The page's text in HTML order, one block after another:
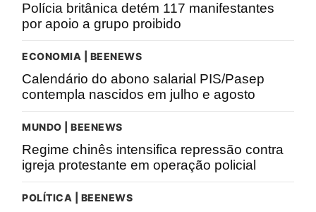
Polícia britânica detém 117 manifestantes
por apoio a grupo proibido
ECONOMIA | BEENEWS
Calendário do abono salarial PIS/Pasep
contempla nascidos em julho e agosto
MUNDO | BEENEWS
Regime chinês intensifica repressão contra
igreja protestante em operação policial
POLÍTICA | BEENEWS